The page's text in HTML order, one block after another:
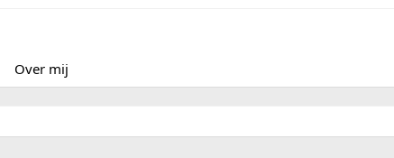
Over mij